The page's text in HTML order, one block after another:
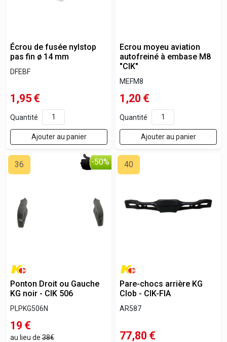
Écrou de fusée nylstop
pas fin ø 14 mm
DFEBF
1,95 €
Quantité
Ajouter au panier
Ecrou moyeu aviation
autofreiné à embase M8
"CIK"
MEFM8
1,20 €
Quantité
Ajouter au panier
-50%
36
Ponton Droit ou Gauche
KG noir - CIK 506
PLPKG506N
19 €
au lieu de 38€
40
Pare-chocs arrière KG
Clob - CIK-FIA
AR587
77,80 €